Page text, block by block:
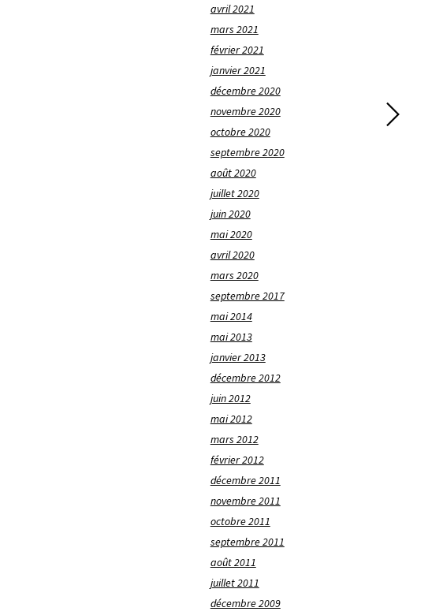
avril 2021
mars 2021
février 2021
janvier 2021
décembre 2020
novembre 2020
octobre 2020
septembre 2020
août 2020
juillet 2020
juin 2020
mai 2020
avril 2020
mars 2020
septembre 2017
mai 2014
mai 2013
janvier 2013
décembre 2012
juin 2012
mai 2012
mars 2012
février 2012
décembre 2011
novembre 2011
octobre 2011
septembre 2011
août 2011
juillet 2011
décembre 2009